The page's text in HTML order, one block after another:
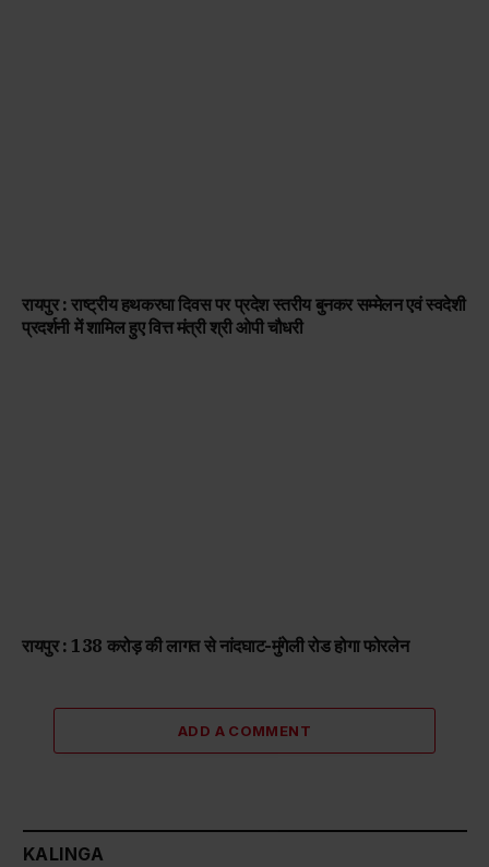
रायपुर : राष्ट्रीय हथकरघा दिवस पर प्रदेश स्तरीय बुनकर सम्मेलन एवं स्वदेशी
प्रदर्शनी में शामिल हुए वित्त मंत्री श्री ओपी चौधरी
रायपुर : 138 करोड़ की लागत से नांदघाट-मुंगेली रोड होगा फोरलेन
ADD A COMMENT
KALINGA